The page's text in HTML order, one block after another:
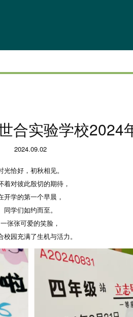
实验学校2024
2024.09.02
光恰好，初秋相见。
着对彼此殷切的期待，
开学的第一个早晨，
同学们如约而至。
一张张可爱的笑脸，
校园充满了生机与活力。